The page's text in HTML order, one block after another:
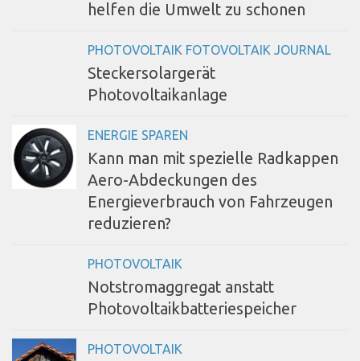
helfen die Umwelt zu schonen
PHOTOVOLTAIK FOTOVOLTAIK JOURNAL
Steckersolargerät
Photovoltaikanlage
ENERGIE SPAREN
Kann man mit spezielle Radkappen
Aero-Abdeckungen des
Energieverbrauch von Fahrzeugen
reduzieren?
PHOTOVOLTAIK
Notstromaggregat anstatt
Photovoltaikbatteriespeicher
PHOTOVOLTAIK